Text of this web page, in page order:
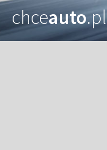
chceauto.pl